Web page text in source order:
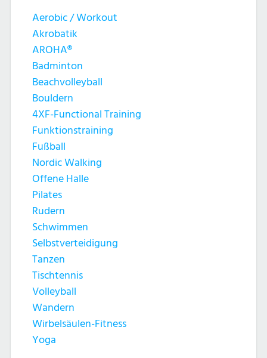
Aerobic / Workout
Akrobatik
AROHA®
Badminton
Beachvolleyball
Bouldern
4XF-Functional Training
Funktionstraining
Fußball
Nordic Walking
Offene Halle
Pilates
Rudern
Schwimmen
Selbstverteidigung
Tanzen
Tischtennis
Volleyball
Wandern
Wirbelsäulen-Fitness
Yoga